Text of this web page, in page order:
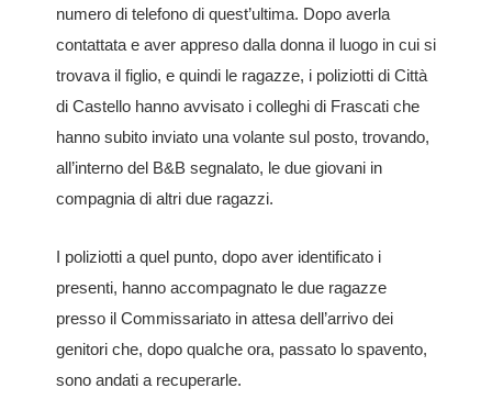
numero di telefono di quest’ultima. Dopo averla
contattata e aver appreso dalla donna il luogo in cui si
trovava il figlio, e quindi le ragazze, i poliziotti di Città
di Castello hanno avvisato i colleghi di Frascati che
hanno subito inviato una volante sul posto, trovando,
all’interno del B&B segnalato, le due giovani in
compagnia di altri due ragazzi.
I poliziotti a quel punto, dopo aver identificato i
presenti, hanno accompagnato le due ragazze
presso il Commissariato in attesa dell’arrivo dei
genitori che, dopo qualche ora, passato lo spavento,
sono andati a recuperarle.